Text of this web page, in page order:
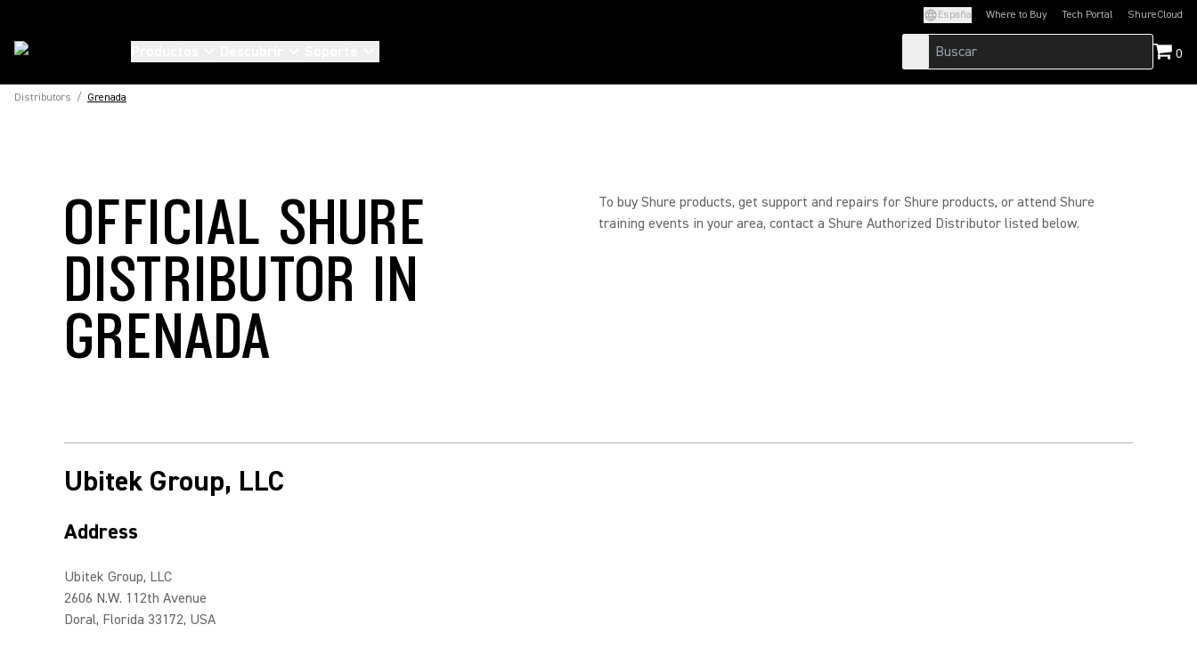
España Where to Buy Tech Portal
(Opens in a new tab)ShureCloud
(Opens in a new
0
Distributors / Grenada
OFFICIAL SHURE
DISTRIBUTOR IN
GRENADA
To buy Shure products, get support and repairs for Shure products, or attend Shure
training events in your area, contact a Shure Authorized Distributor listed below.
Ubitek Group, LLC
Address
Ubitek Group, LLC
2606 N.W. 112th Avenue
Doral, Florida 33172, USA